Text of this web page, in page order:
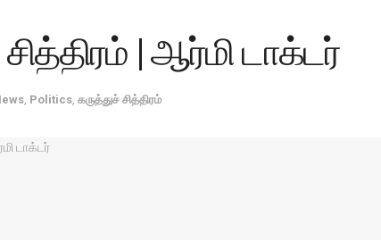
| ஆர்மி டாக்டர்
Politics கருத்துச் சித்திரம்